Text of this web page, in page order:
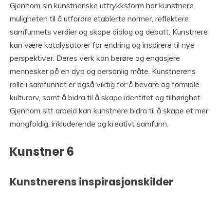
Gjennom sin kunstneriske uttrykksform har kunstnere
muligheten til å utfordre etablerte normer, reflektere
samfunnets verdier og skape dialog og debatt. Kunstnere
kan være katalysatorer for endring og inspirere til nye
perspektiver. Deres verk kan berøre og engasjere
mennesker på en dyp og personlig måte. Kunstnerens
rolle i samfunnet er også viktig for å bevare og formidle
kulturarv, samt å bidra til å skape identitet og tilhørighet.
Gjennom sitt arbeid kan kunstnere bidra til å skape et mer
mangfoldig, inkluderende og kreativt samfunn.
Kunstner 6
Kunstnerens inspirasjonskilder